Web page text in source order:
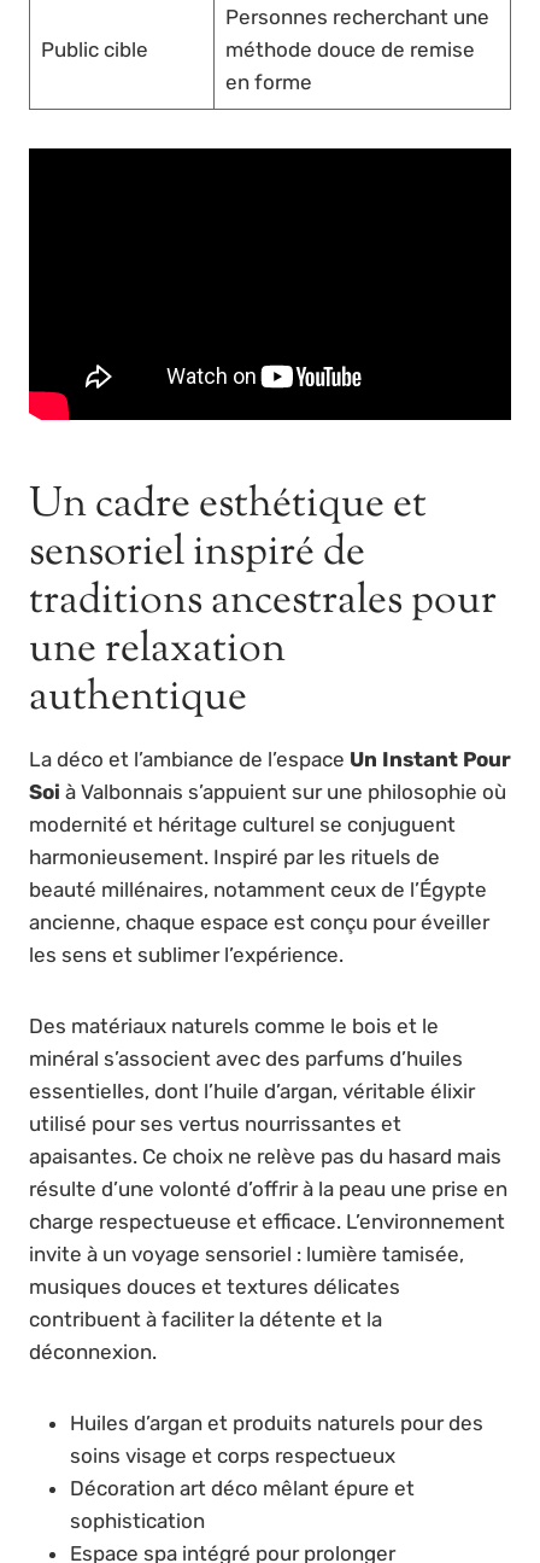
Public cible
Personnes recherchant une
méthode douce de remise
en forme
Un cadre esthétique et
sensoriel inspiré de
traditions ancestrales pour
une relaxation
authentique
La déco et l’ambiance de l’espace Un Instant Pour
Soi à Valbonnais s’appuient sur une philosophie où
modernité et héritage culturel se conjuguent
harmonieusement. Inspiré par les rituels de
beauté millénaires, notamment ceux de l’Égypte
ancienne, chaque espace est conçu pour éveiller
les sens et sublimer l’expérience.
Des matériaux naturels comme le bois et le
minéral s’associent avec des parfums d’huiles
essentielles, dont l’huile d’argan, véritable élixir
utilisé pour ses vertus nourrissantes et
apaisantes. Ce choix ne relève pas du hasard mais
résulte d’une volonté d’offrir à la peau une prise en
charge respectueuse et efficace. L’environnement
invite à un voyage sensoriel : lumière tamisée,
musiques douces et textures délicates
contribuent à faciliter la détente et la
déconnexion.
Huiles d’argan et produits naturels pour des
soins visage et corps respectueux
Décoration art déco mêlant épure et
sophistication
Espace spa intégré pour prolonger